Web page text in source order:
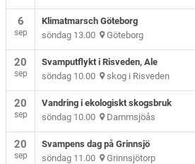
6
sep
Klimatmarsch Göteborg
söndag 13.00 Göteborg
20
sep
Svamputflykt i Risveden, Ale
söndag 10.00 skog i Risveden
20
sep
Vandring i ekologiskt skogsbruk
söndag 10.00 Dammsjöås
20
sep
Svampens dag på Grinnsjö
söndag 11.00 Grinnsjötorp